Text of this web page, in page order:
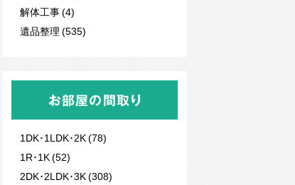
解体工事 (4)
遺品整理 (535)
お部屋の間取り
1DK･1LDK･2K (78)
1R･1K (52)
2DK･2LDK･3K (308)